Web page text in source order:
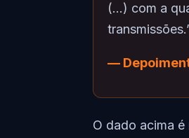
(...) com a
—
O dado acima